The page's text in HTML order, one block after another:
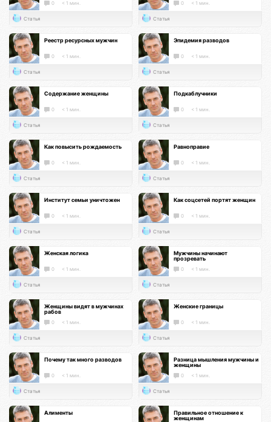
0 < 1 мин.
Статья
0 < 1 мин.
Статья
Реестр ресурсных мужчин
0 < 1 мин.
Статья
Эпидемия разводов
0 < 1 мин.
Статья
Содержание женщины
0 < 1 мин.
Статья
Подкаблучники
0 < 1 мин.
Статья
Как повысить рождаемость
0 < 1 мин.
Статья
Равноправие
0 < 1 мин.
Статья
Институт семьи уничтожен
0 < 1 мин.
Статья
Как соцсетей портят женщин
0 < 1 мин.
Статья
Женская логика
0 < 1 мин.
Статья
Мужчины начинают
прозревать
0 < 1 мин.
Статья
Женщины видят в мужчинах
рабов
0 < 1 мин.
Статья
Женские границы
0 < 1 мин.
Статья
Почему так много разводов
0 < 1 мин.
Статья
Разница мышления мужчины и
женщины
0 < 1 мин.
Статья
Алименты
Правильное отношение к
женщинам